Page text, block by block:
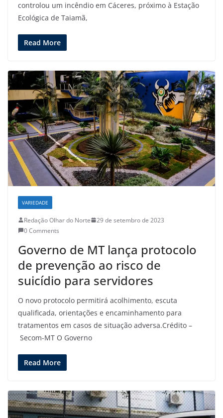
controlou um incêndio em Cáceres, próximo à Estação
Ecológica de Taiamã,
Read More
VARIEDADE
Redação Olhar do Norte
29 de setembro de 2023
0 Comments
Governo de MT lança protocolo
de prevenção ao risco de
suicídio para servidores
O novo protocolo permitirá acolhimento, escuta
qualificada, orientações e encaminhamento para
tratamentos em casos de situação adversa.Crédito –
Secom-MT O Governo
Read More